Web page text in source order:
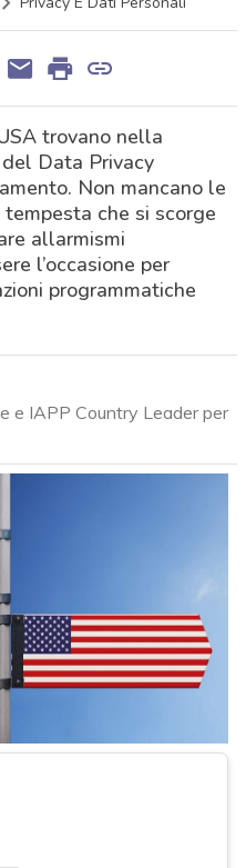
trovano nella
Data Privacy
Non mancano le
che si scorge
allarmismi
l’occasione per
programmatiche
e IAPP Country Leader per